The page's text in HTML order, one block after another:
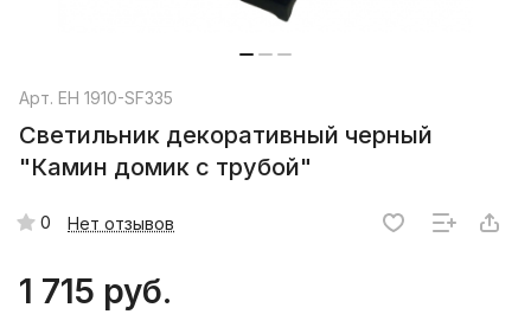
Арт. EH 1910-SF335
Светильник декоративный черный
"Камин домик с трубой"
0 Нет отзывов
1 715 руб.